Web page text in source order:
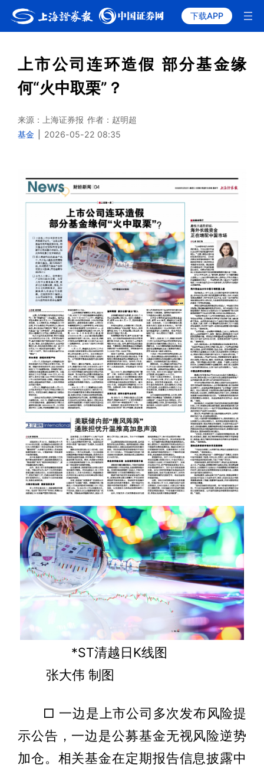
下载APP
上市公司连环造假 部分基金缘
何“火中取栗”？
来源：上海证券报 作者：赵明超
基金
2026-05-22 08:35
*ST清越日K线图
张大伟 制图
□ 一边是上市公司多次发布风险提
示公告，一边是公募基金无视风险逆势
加仓。相关基金在定期报告信息披露中